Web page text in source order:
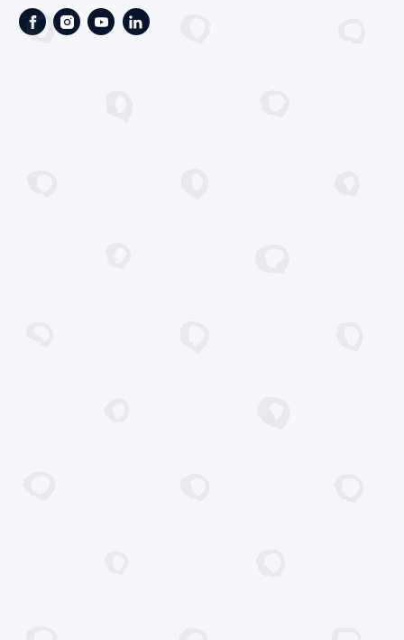
Facebook
Instagram
YoutubeLinkedIn